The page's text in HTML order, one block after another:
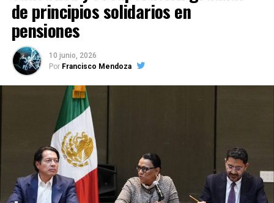
de principios solidarios en
pensiones
10 junio, 2026
Por Francisco Mendoza